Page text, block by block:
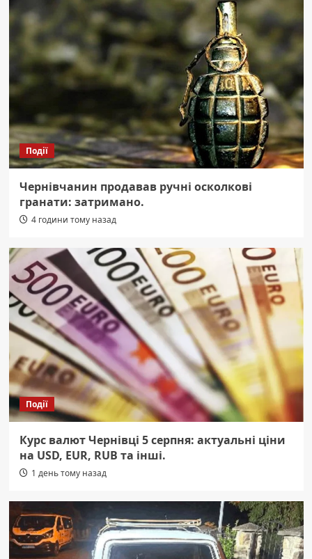
Події
Чернівчанин продавав ручні осколкові
гранати: затримано.
4 години тому назад
Події
Курс валют Чернівці 5 серпня: актуальні ціни
на USD, EUR, RUB та інші.
1 день тому назад